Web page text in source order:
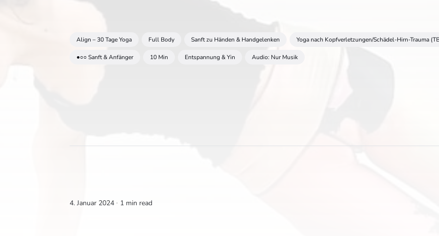
Align – 30 Tage Yoga Full Body Sanft zu Händen & Handgelenken Yoga nach Kopfverletzungen/Schädel-Hirn-Trauma
●○○ Sanft & Anfänger 10 Min Entspannung & Yin Audio: Nur Musik
4. Januar 2024 ∙ 1 min read